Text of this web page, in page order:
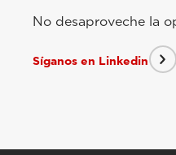
No desaproveche la
Síganos en Linkedin